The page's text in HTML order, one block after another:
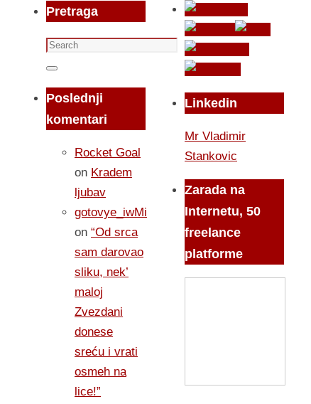
Pretraga
Search
for:
Search
Poslednji
komentari
Rocket Goal
on Kradem
ljubav
gotovye_iwMi
on “Od srca
sam darovao
sliku, nek’
maloj
Zvezdani
donese
sreću i vrati
osmeh na
lice!”
Linkedin
Mr Vladimir
Stankovic
Zarada na
Internetu, 50
freelance
platforme